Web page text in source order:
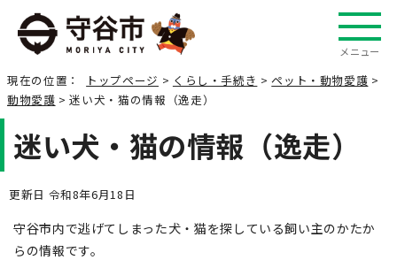
メニュー
現在の位置： トップページ > くらし・手続き >ペット・動物愛護 >
動物愛護 > 迷い犬・猫の情報（逸走）
迷い犬・猫の情報（逸走）
更新日 令和8年6月18日
守谷市内で逃げてしまった犬・猫を探している飼い主のかたか
らの情報です。